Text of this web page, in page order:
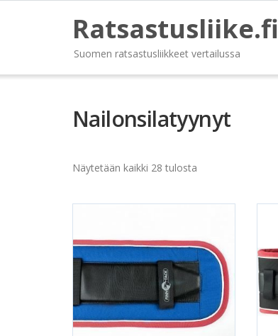
Ratsastusliike.fi
Suomen ratsastusliikkeet vertailussa
Nailonsilatyynyt
Näytetään kaikki 28 tulosta